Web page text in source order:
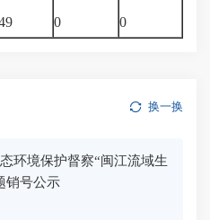
0 0
换一换
环境保护督察“闽江流域生
销号公示